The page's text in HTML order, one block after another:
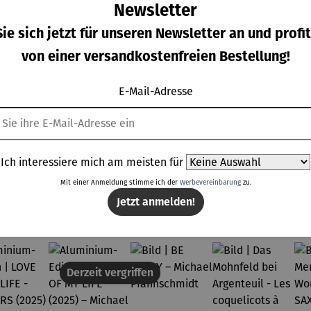
-
–
€
Aluminium
MY LIFE
(2025) –
Michael
Pfannsch
288,00 €
Aluminium
LOVE OF
MY LIFE
Michael
Pfannsch
298,00 €
Bild |
159,00 €
Topseller aus der Kategorie Gemälde und Bilder
Derzeit vergriffen
Newsletter
sich jetzt für unseren Newsletter an und
von einer versandkostenfreien Bestellung!
E-Mail-Adresse
Ich interessiere mich am meisten für
Mit einer Anmeldung stimme ich der Werbevereinbarungzu.
Jetzt anmelden!